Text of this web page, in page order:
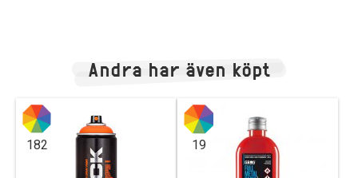
Andra har även köpt
182 19